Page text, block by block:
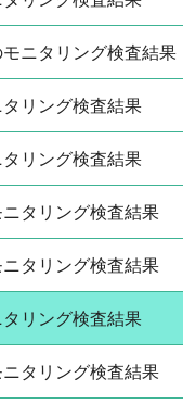
ニタリング検査結果
リング検査結果
リング検査結果
タリング検査結果
タリング検査結果
リング検査結果
ニタリング検査結果